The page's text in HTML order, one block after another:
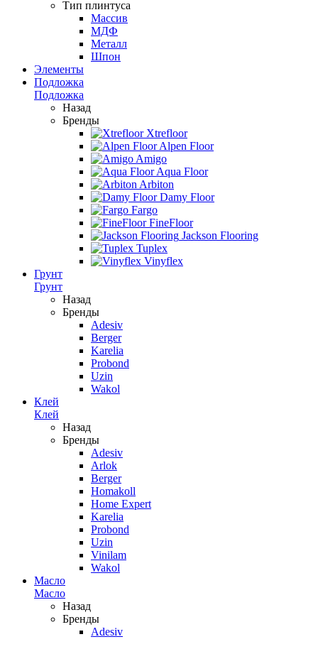
Тип плинтуса
Массив
МДФ
Металл
Шпон
Элементы
Подложка
Подложка
Назад
Бренды
Xtrefloor
Alpen Floor
Amigo
Aqua Floor
Arbiton
Damy Floor
Fargo
FineFloor
Jackson Flooring
Tuplex
Vinyflex
Грунт
Грунт
Назад
Бренды
Adesiv
Berger
Karelia
Probond
Uzin
Wakol
Клей
Клей
Назад
Бренды
Adesiv
Arlok
Berger
Homakoll
Home Expert
Karelia
Probond
Uzin
Vinilam
Wakol
Масло
Масло
Назад
Бренды
Adesiv